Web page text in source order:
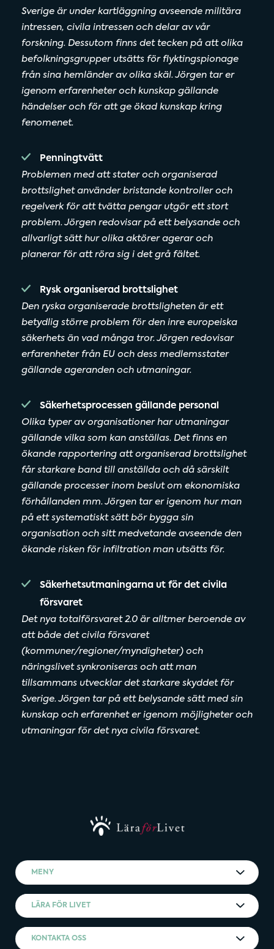
Sverige är under kartläggning avseende militära
intressen, civila intressen och delar av vår
forskning. Dessutom finns det tecken på att olika
befolkningsgrupper utsätts för flyktingspionage
från sina hemländer av olika skäl. Jörgen tar er
igenom erfarenheter och kunskap gällande
händelser och för att ge ökad kunskap kring
fenomenet.
Penningtvätt
Problemen med att stater och organiserad
brottslighet använder bristande kontroller och
regelverk för att tvätta pengar utgör ett stort
problem. Jörgen redovisar på ett belysande och
allvarligt sätt hur olika aktörer agerar och
planerar för att röra sig i det grå fältet.
Rysk organiserad brottslighet
Den ryska organiserade brottsligheten är ett
betydlig större problem för den inre europeiska
säkerhets än vad många tror. Jörgen redovisar
erfarenheter från EU och dess medlemsstater
gällande ageranden och utmaningar.
Säkerhetsprocessen gällande personal
Olika typer av organisationer har utmaningar
gällande vilka som kan anställas. Det finns en
ökande rapportering att organiserad brottslighet
får starkare band till anställda och då särskilt
gällande processer inom beslut om ekonomiska
förhållanden mm. Jörgen tar er igenom hur man
på ett systematiskt sätt bör bygga sin
organisation och sitt medvetande avseende den
ökande risken för infiltration man utsätts för.
Säkerhetsutmaningarna ut för det civila
försvaret
Det nya totalförsvaret 2.0 är alltmer beroende av
att både det civila försvaret
(kommuner/regioner/myndigheter) och
näringslivet synkroniseras och att man
tillsammans utvecklar det starkare skyddet för
Sverige. Jörgen tar på ett belysande sätt med sin
kunskap och erfarenhet er igenom möjligheter och
utmaningar för det nya civila försvaret.
MENY
LÄRA FÖR LIVET
KONTAKTA OSS